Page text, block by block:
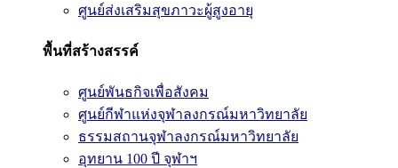
ศูนย์ส่งเสริมสุขภาวะผู้สูงอายุ
พื้นที่สร้างสรรค์
ศูนย์พันธกิจเพื่อสังคม
ศูนย์กีฬาแห่งจุฬาลงกรณ์มหาวิทยาลัย
ธรรมสถานจุฬาลงกรณ์มหาวิทยาลัย
อุทยาน 100 ปี จุฬาฯ